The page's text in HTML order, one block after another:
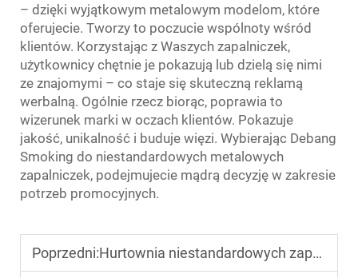
– dzięki wyjątkowym metalowym modelom, które
oferujecie. Tworzy to poczucie wspólnoty wśród
klientów. Korzystając z Waszych zapalniczek,
użytkownicy chętnie je pokazują lub dzielą się nimi
ze znajomymi – co staje się skuteczną reklamą
werbalną. Ogólnie rzecz biorąc, poprawia to
wizerunek marki w oczach klientów. Pokazuje
jakość, unikalność i buduje więzi. Wybierając Debang
Smoking do niestandardowych metalowych
zapalniczek, podejmujecie mądrą decyzję w zakresie
potrzeb promocyjnych.
Poprzedni:Hurtownia niestandardowych zapalniczek: ostateczny produkt promocyjny dla firm